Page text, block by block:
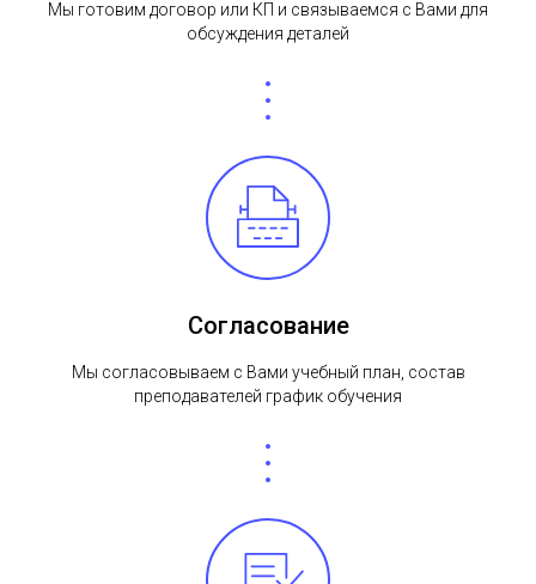
Мы готовим договор или КП и связываемся с Вами для
обсуждения деталей
Согласование
Мы согласовываем с Вами учебный план, состав
преподавателей график обучения